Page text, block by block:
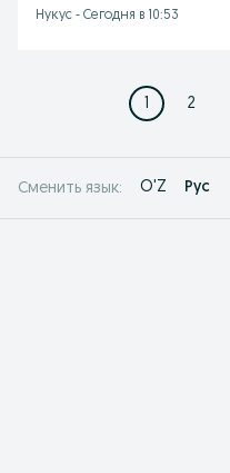
Нукус - Сегодня в 10:53
1 2
Сменить язык: O'Z Рус